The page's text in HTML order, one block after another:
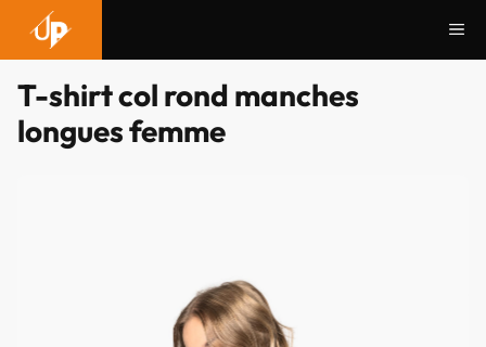
contenu
T-shirt col rond manches
longues femme